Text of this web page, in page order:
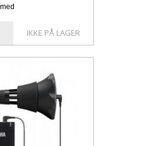
IKKE PÅ LAGER